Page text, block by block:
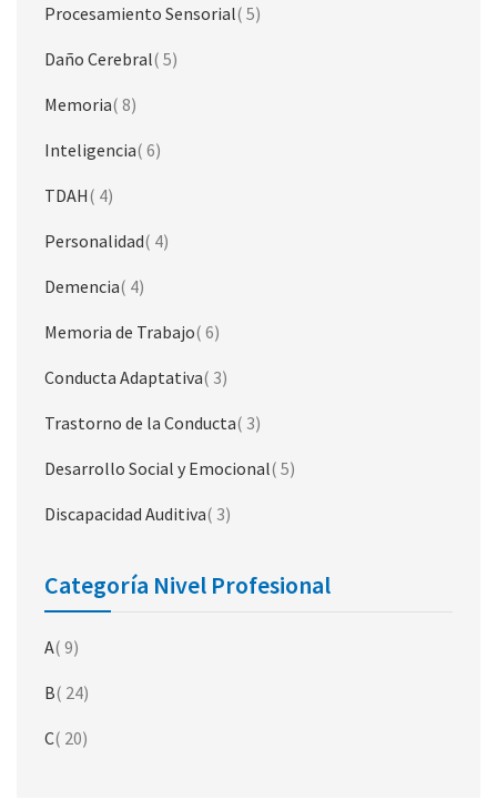
Procesamiento Sensorial 5artículo
Daño Cerebral 5artículo
Memoria 8artículo
Inteligencia 6artículo
TDAH 4artículo
Personalidad 4artículo
Demencia 4artículo
Memoria de Trabajo 6artículo
Conducta Adaptativa 3artículo
Trastorno de la Conducta 3artículo
Desarrollo Social y Emocional 5artículo
Discapacidad Auditiva 3artículo
Categoría Nivel Profesional
A 9artículo
B 24artículo
C 20artículo